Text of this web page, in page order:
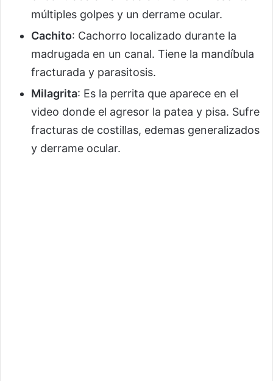
múltiples golpes y un derrame ocular.
Cachito: Cachorro localizado durante la
madrugada en un canal. Tiene la mandíbula
fracturada y parasitosis.
Milagrita: Es la perrita que aparece en el
video donde el agresor la patea y pisa. Sufre
fracturas de costillas, edemas generalizados
y derrame ocular.